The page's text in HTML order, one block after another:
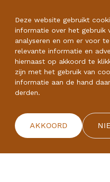
Deze website gebruikt
informatie over het gebruik
analyseren en om er voor
relevante informatie en
hiernaast op akkoord te
zijn met het gebruik van
informatie aan de hand
derden.
AKKOORD